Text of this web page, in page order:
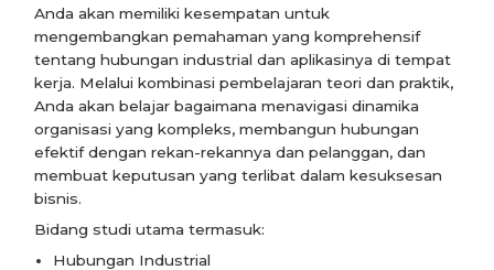
Anda akan memiliki kesempatan untuk
mengembangkan pemahaman yang komprehensif
tentang hubungan industrial dan aplikasinya di tempat
kerja. Melalui kombinasi pembelajaran teori dan praktik,
Anda akan belajar bagaimana menavigasi dinamika
organisasi yang kompleks, membangun hubungan
efektif dengan rekan-rekannya dan pelanggan, dan
membuat keputusan yang terlibat dalam kesuksesan
bisnis.
Bidang studi utama termasuk:
Hubungan Industrial